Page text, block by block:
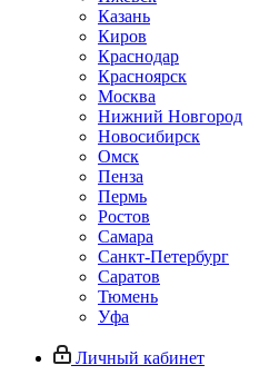
Казань
Киров
Краснодар
Красноярск
Москва
Нижний Новгород
Новосибирск
Омск
Пенза
Пермь
Ростов
Самара
Санкт-Петербург
Саратов
Тюмень
Уфа
Личный кабинет